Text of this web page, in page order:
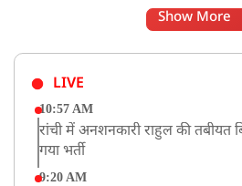
Show More
LIVE
10:57 AM
रांची में अनशनकारी राहुल की तबीयत
गया भर्ती
9:20 AM